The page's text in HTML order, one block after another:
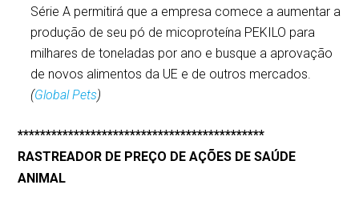
Série A permitirá que a empresa comece a aumentar a
produção de seu pó de micoproteína PEKILO para
milhares de toneladas por ano e busque a aprovação
de novos alimentos da UE e de outros mercados.
(Global Pets)
********************************************
RASTREADOR DE PREÇO DE AÇÕES DE SAÚDE
ANIMAL